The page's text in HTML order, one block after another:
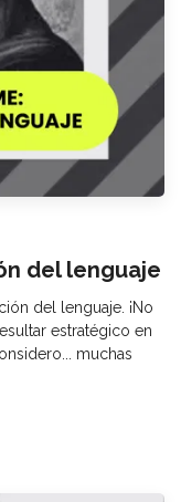
del lenguaje
del lenguaje. ¡No
estratégico en
muchas